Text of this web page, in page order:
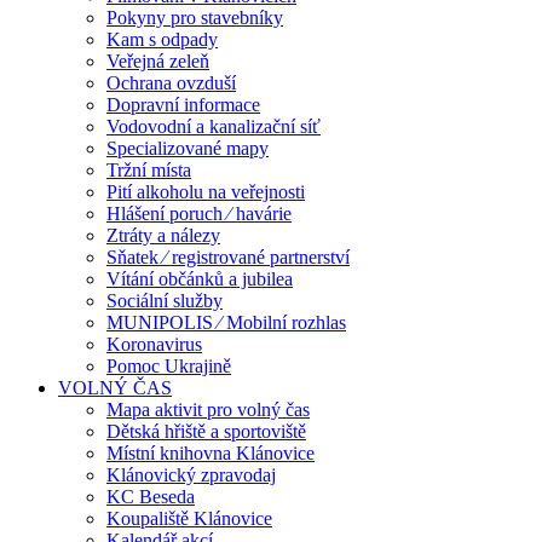
Pokyny pro stavebníky
Kam s odpady
Veřejná zeleň
Ochrana ovzduší
Dopravní informace
Vodovodní a kanalizační síť
Specializované mapy
Tržní místa
Pití alkoholu na veřejnosti
Hlášení poruch ⁄ havárie
Ztráty a nálezy
Sňatek ⁄ registrované partnerství
Vítání občánků a jubilea
Sociální služby
MUNIPOLIS ⁄ Mobilní rozhlas
Koronavirus
Pomoc Ukrajině
VOLNÝ ČAS
Mapa aktivit pro volný čas
Dětská hřiště a sportoviště
Místní knihovna Klánovice
Klánovický zpravodaj
KC Beseda
Koupaliště Klánovice